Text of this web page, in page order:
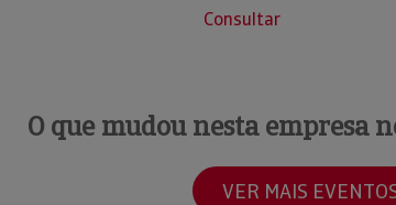
Consultar
O que mudou nesta empresa
VER MAIS